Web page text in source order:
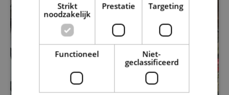
Strikt
noodzakelijk
Prestatie Targeting
Functioneel
Niet-
geclassificeerd